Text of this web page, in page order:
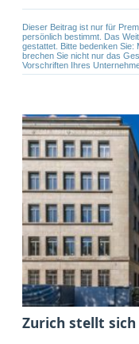
Dieser Beitrag ist nur für
persönlich bestimmt. Das
gestattet. Bitte bedenken Sie:
brechen Sie nicht nur das
Vorschriften Ihres
Zurich stellt